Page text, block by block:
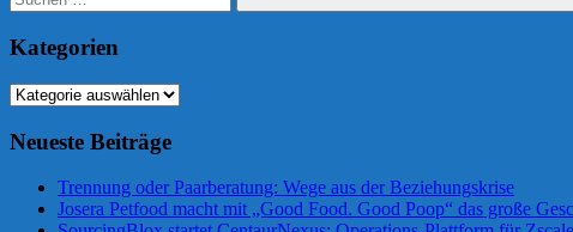
Suchen
Kategorien
Kategorien
Neueste Beiträge
Trennung oder Paarberatung: Wege aus der Beziehungskrise
Josera Petfood macht mit „Good Food. Good Poop“ das große